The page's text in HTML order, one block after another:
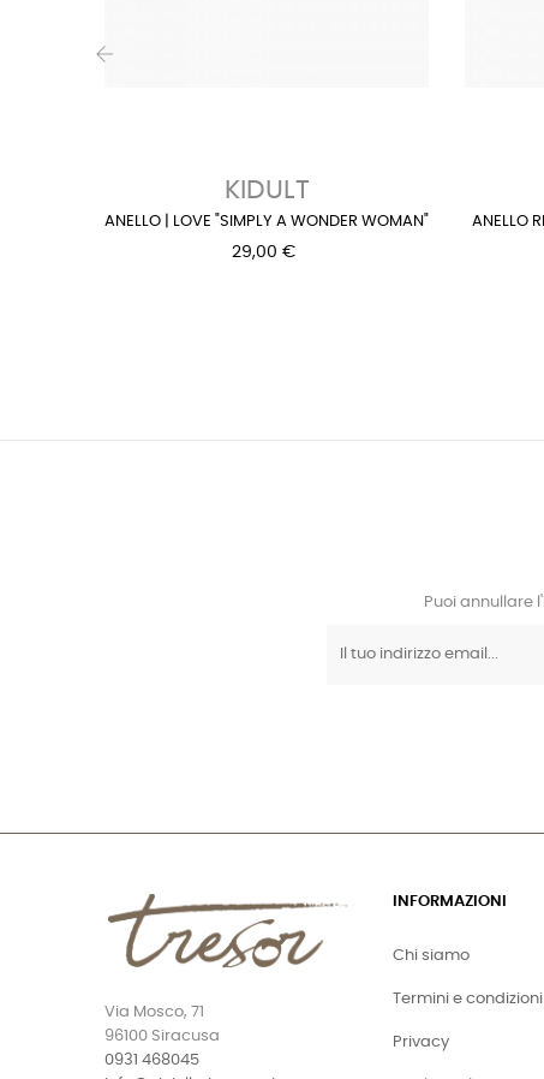
KIDULT
ANELLO | LOVE "SIMPLY A WONDER WOMAN"
29,00 €
ANELLO
Puoi annullare
Via Mosco, 71
96100 Siracusa
0931 468045
INFORMAZIONI
Chi siamo
Termini e
Privacy